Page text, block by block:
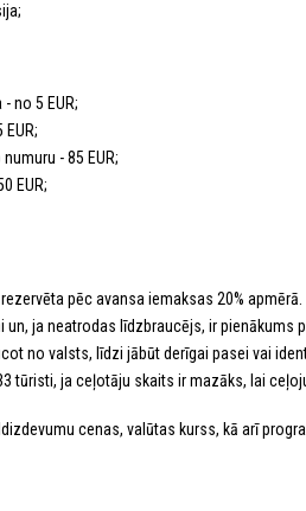
no 5 EUR;
- 85 EUR;
EUR;
pēc avansa iemaksas 20%
un, ja neatrodas līdzbraucējs, ir pienākums
no valsts, līdzi jābūt derīgai pasei vai
tūristi, ja ceļotāju skaits ir mazāks, lai
cenas, valūtas kurss, kā arī